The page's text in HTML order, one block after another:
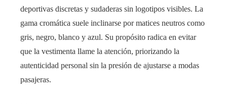
deportivas discretas y sudaderas sin logotipos visibles. La
gama cromática suele inclinarse por matices neutros como
gris, negro, blanco y azul. Su propósito radica en evitar
que la vestimenta llame la atención, priorizando la
autenticidad personal sin la presión de ajustarse a modas
pasajeras.